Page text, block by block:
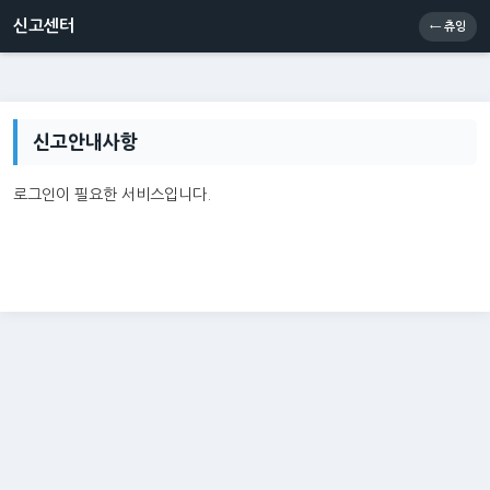
신고센터 메인
신고센터 ← 츄잉
신고안내사항
로그인이 필요한 서비스입니다.